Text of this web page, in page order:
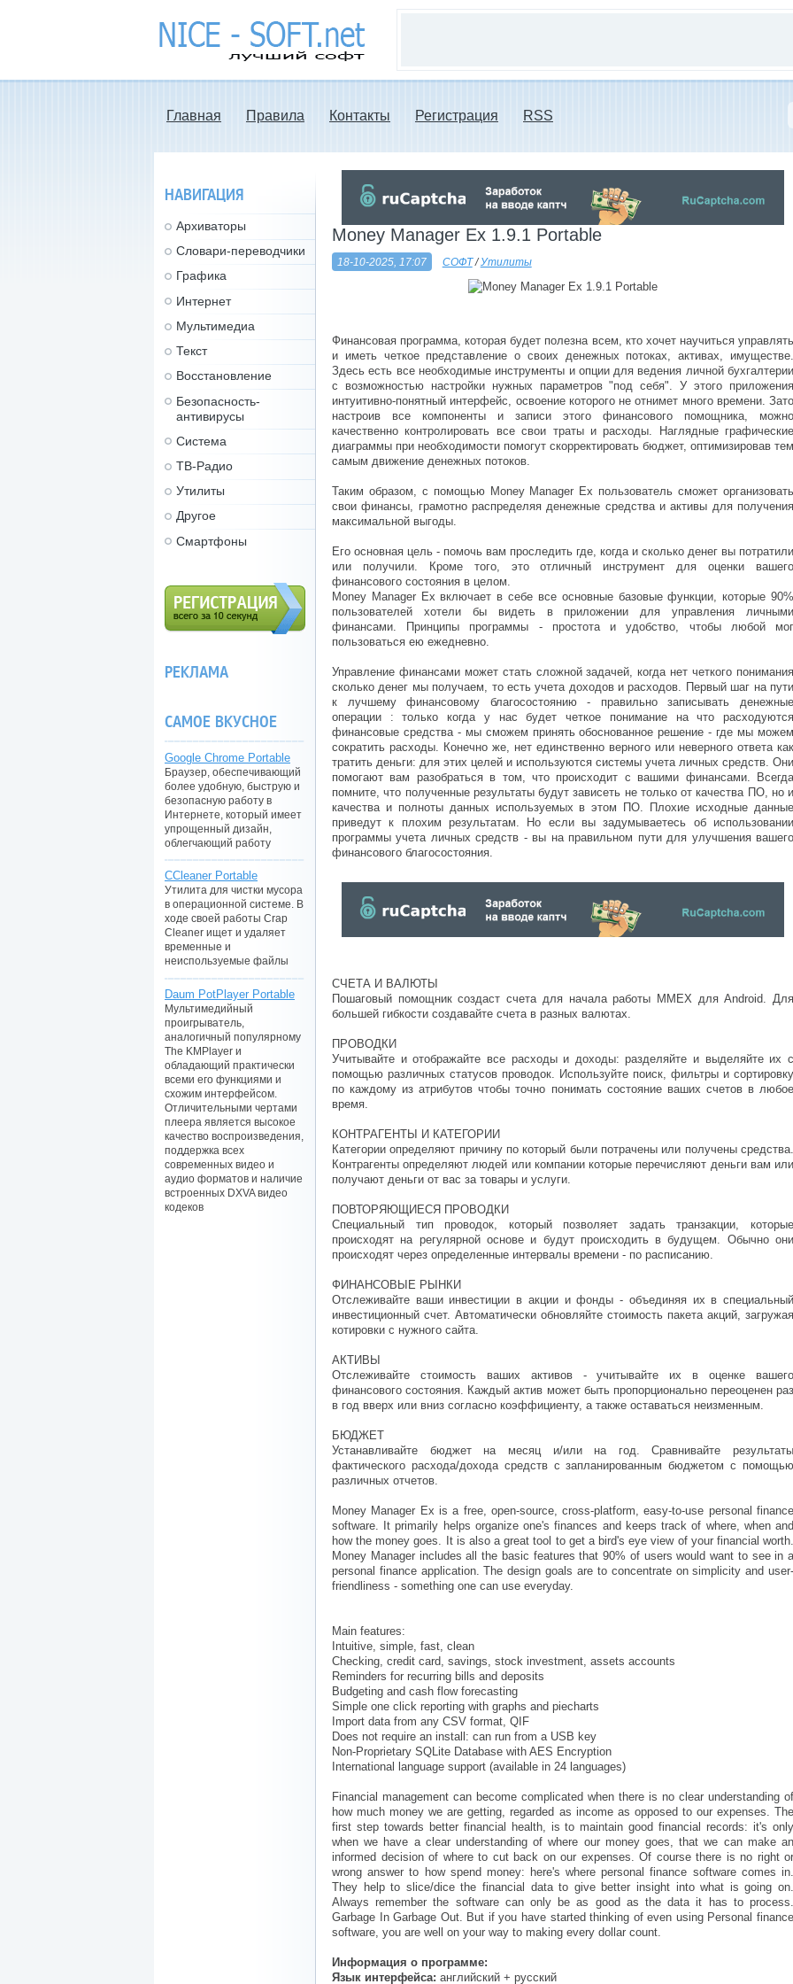
nice-soft.net -
лучший софт
Главная Правила Контакты Регистрация RSS
Money Manager Ex 1.9.1 Portable
18-10-2025, 17:07 СОФТ/Утилиты
Финансовая программа, которая будет полезна всем, кто хочет научиться управлять
и иметь четкое представление о своих денежных потоках, активах, имуществе.
Здесь есть все необходимые инструменты и опции для ведения личной бухгалтерии
с возможностью настройки нужных параметров "под себя". У этого приложения
интуитивно-понятный интерфейс, освоение которого не отнимет много времени. Зато
настроив все компоненты и записи этого финансового помощника, можно
качественно контролировать все свои траты и расходы. Наглядные графические
диаграммы при необходимости помогут скорректировать бюджет, оптимизировав тем
самым движение денежных потоков.
Таким образом, с помощью Money Manager Ex пользователь сможет организовать
свои финансы, грамотно распределяя денежные средства и активы для получения
максимальной выгоды.
Его основная цель - помочь вам проследить где, когда и сколько денег вы потратили
или получили. Кроме того, это отличный инструмент для оценки вашего
финансового состояния в целом.
Money Manager Ex включает в себе все основные базовые функции, которые 90%
пользователей хотели бы видеть в приложении для управления личными
финансами. Принципы программы - простота и удобство, чтобы любой мог
пользоваться ею ежедневно.
Управление финансами может стать сложной задачей, когда нет четкого понимания
сколько денег мы получаем, то есть учета доходов и расходов. Первый шаг на пути
к лучшему финансовому благосостоянию - правильно записывать денежные
операции : только когда у нас будет четкое понимание на что расходуются
финансовые средства - мы сможем принять обоснованное решение - где мы можем
сократить расходы. Конечно же, нет единственно верного или неверного ответа как
тратить деньги: для этих целей и используются системы учета личных средств. Они
помогают вам разобраться в том, что происходит с вашими финансами. Всегда
помните, что полученные результаты будут зависеть не только от качества ПО, но и
качества и полноты данных используемых в этом ПО. Плохие исходные данные
приведут к плохим результатам. Но если вы задумываетесь об использовании
программы учета личных средств - вы на правильном пути для улучшения вашего
финансового благосостояния.
СЧЕТА И ВАЛЮТЫ
Пошаговый помощник создаст счета для начала работы MMEX для Android. Для
большей гибкости создавайте счета в разных валютах.
ПРОВОДКИ
Учитывайте и отображайте все расходы и доходы: разделяйте и выделяйте их с
помощью различных статусов проводок. Используйте поиск, фильтры и сортировку
по каждому из атрибутов чтобы точно понимать состояние ваших счетов в любое
время.
КОНТРАГЕНТЫ И КАТЕГОРИИ
Категории определяют причину по который были потрачены или получены средства.
Контрагенты определяют людей или компании которые перечисляют деньги вам или
получают деньги от вас за товары и услуги.
ПОВТОРЯЮЩИЕСЯ ПРОВОДКИ
Специальный тип проводок, который позволяет задать транзакции, которые
происходят на регулярной основе и будут происходить в будущем. Обычно они
происходят через определенные интервалы времени - по расписанию.
ФИНАНСОВЫЕ РЫНКИ
Отслеживайте ваши инвестиции в акции и фонды - объединяя их в специальный
инвестиционный счет. Автоматически обновляйте стоимость пакета акций, загружая
котировки с нужного сайта.
АКТИВЫ
Отслеживайте стоимость ваших активов - учитывайте их в оценке вашего
финансового состояния. Каждый актив может быть пропорционально переоценен раз
в год вверх или вниз согласно коэффициенту, а также оставаться неизменным.
БЮДЖЕТ
Устанавливайте бюджет на месяц и/или на год. Сравнивайте результаты
фактического расхода/дохода средств с запланированным бюджетом с помощью
различных отчетов.
Money Manager Ex is a free, open-source, cross-platform, easy-to-use personal finance
software. It primarily helps organize one's finances and keeps track of where, when and
how the money goes. It is also a great tool to get a bird's eye view of your financial worth.
Money Manager includes all the basic features that 90% of users would want to see in a
personal finance application. The design goals are to concentrate on simplicity and user-
friendliness - something one can use everyday.
Main features:
Intuitive, simple, fast, clean
Checking, credit card, savings, stock investment, assets accounts
Reminders for recurring bills and deposits
Budgeting and cash flow forecasting
Simple one click reporting with graphs and piecharts
Import data from any CSV format, QIF
Does not require an install: can run from a USB key
Non-Proprietary SQLite Database with AES Encryption
International language support (available in 24 languages)
Financial management can become complicated when there is no clear understanding of
how much money we are getting, regarded as income as opposed to our expenses. The
first step towards better financial health, is to maintain good financial records: it's only
when we have a clear understanding of where our money goes, that we can make an
informed decision of where to cut back on our expenses. Of course there is no right or
wrong answer to how spend money: here's where personal finance software comes in.
They help to slice/dice the financial data to give better insight into what is going on.
Always remember the software can only be as good as the data it has to process.
Garbage In Garbage Out. But if you have started thinking of even using Personal finance
software, you are well on your way to making every dollar count.
Информация о программе:
Язык интерфейса: английский + русский
НАВИГАЦИЯ
Архиваторы
Словари-переводчики
Графика
Интернет
Мультимедиа
Текст
Восстановление
Безопасность-
антивирусы
Система
ТВ-Радио
Утилиты
Другое
Смартфоны
РЕКЛАМА
САМОЕ ВКУСНОЕ
Google Chrome Portable
Браузер, обеспечивающий
более удобную, быструю и
безопасную работу в
Интернете, который имеет
упрощенный дизайн,
облегчающий работу
CCleaner Portable
Утилита для чистки мусора
в операционной системе. В
ходе своей работы Crap
Cleaner ищет и удаляет
временные и
неиспользуемые файлы
Daum PotPlayer Portable
Мультимедийный
проигрыватель,
аналогичный популярному
The KMPlayer и
обладающий практически
всеми его функциями и
схожим интерфейсом.
Отличительными чертами
плеера является высокое
качество воспроизведения,
поддержка всех
современных видео и
аудио форматов и наличие
встроенных DXVA видео
кодеков